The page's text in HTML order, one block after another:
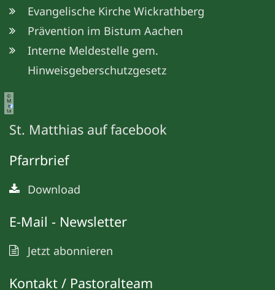
Evangelische Kirche Wickrathberg
Prävention im Bistum Aachen
Interne Meldestelle gem.
Hinweisgeberschutzgesetz
©
M
e
ta
St. Matthias auf facebook
Pfarrbrief
Download
E-Mail - Newsletter
Jetzt abonnieren
Kontakt / Pastoralteam